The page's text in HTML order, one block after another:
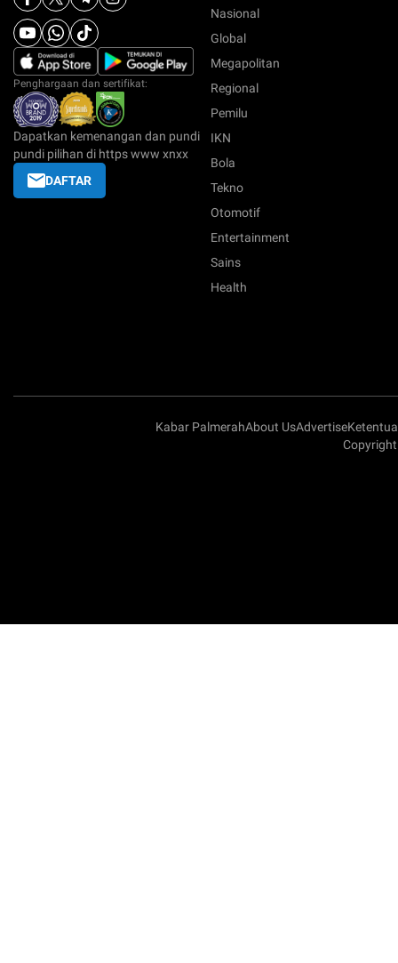
Penghargaan dan sertifikat:
Dapatkan kemenangan dan pundi
pundi pilihan di https www xnxx
DAFTAR
Nasional
Global
Megapolitan
Regional
Pemilu
IKN
Bola
Tekno
Otomotif
Entertainment
Sains
Health
Kabar PalmerahAbout UsAdvertise